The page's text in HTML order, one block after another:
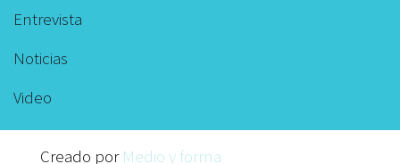
Entrevista
Noticias
Video
Creado por Medio y forma